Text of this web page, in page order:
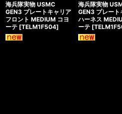
海兵隊実物 USMC
GEN3 プレートキャリア
フロント MEDIUM コヨ
ーテ [TELM1F504]
海兵隊実物
GEN3 プレート
ハーネス
ーテ [